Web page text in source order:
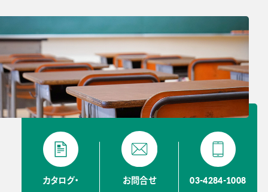
カタログ・
お問合せ 03-4284-1008